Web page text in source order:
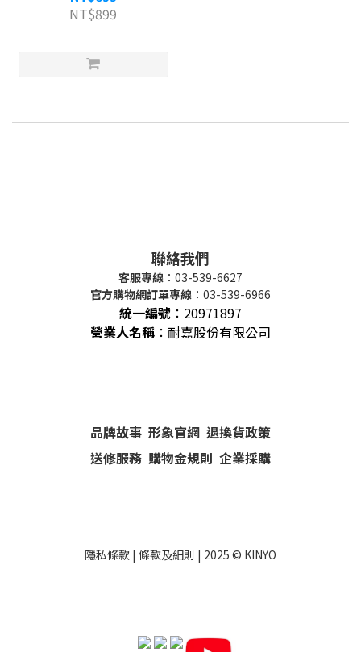
NT$899
聯絡我們
客服專線 ：03-539-6627
官方購物網訂單專線 ：03-539-6966
統一編號 ： 20971897
營業人名稱 ：耐嘉股份有限公司
品牌故事 形象官網 退換貨政策
送修服務 購物金規則 企業採購
隱私條款 | 條款及細則 | 2025 © KINYO